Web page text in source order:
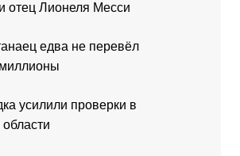
отец Лионеля Месси
едва не перевёл
усилили проверки в